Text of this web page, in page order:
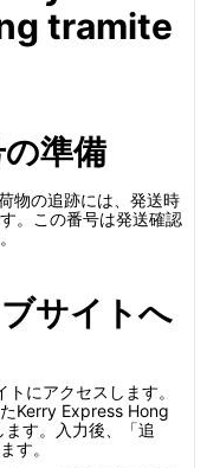
tramite
準備
物の追跡には、発送時
。この番号は発送確認
サイトへ
にアクセスします。
Kerry Express Hong
す。入力後、「追
す。